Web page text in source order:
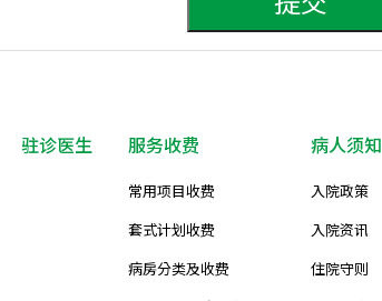
驻诊医生 服务收费
常用项目收费
套式计划收费
病房分类及收费
病人须知
入院政策
入院资讯
住院守则